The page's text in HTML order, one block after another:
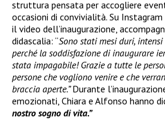
struttura pensata per accogliere
occasioni di convivialità. Su
il video dell’inaugurazione,
didascalia: “Sono stati mesi duri,
perché la soddisfazione di inaugurare
stata impagabile! Grazie a tutte le
persone che vogliono venire e che
braccia aperte.”Durante
emozionati, Chiara e Alfonso hanno
nostro sogno di vita.”